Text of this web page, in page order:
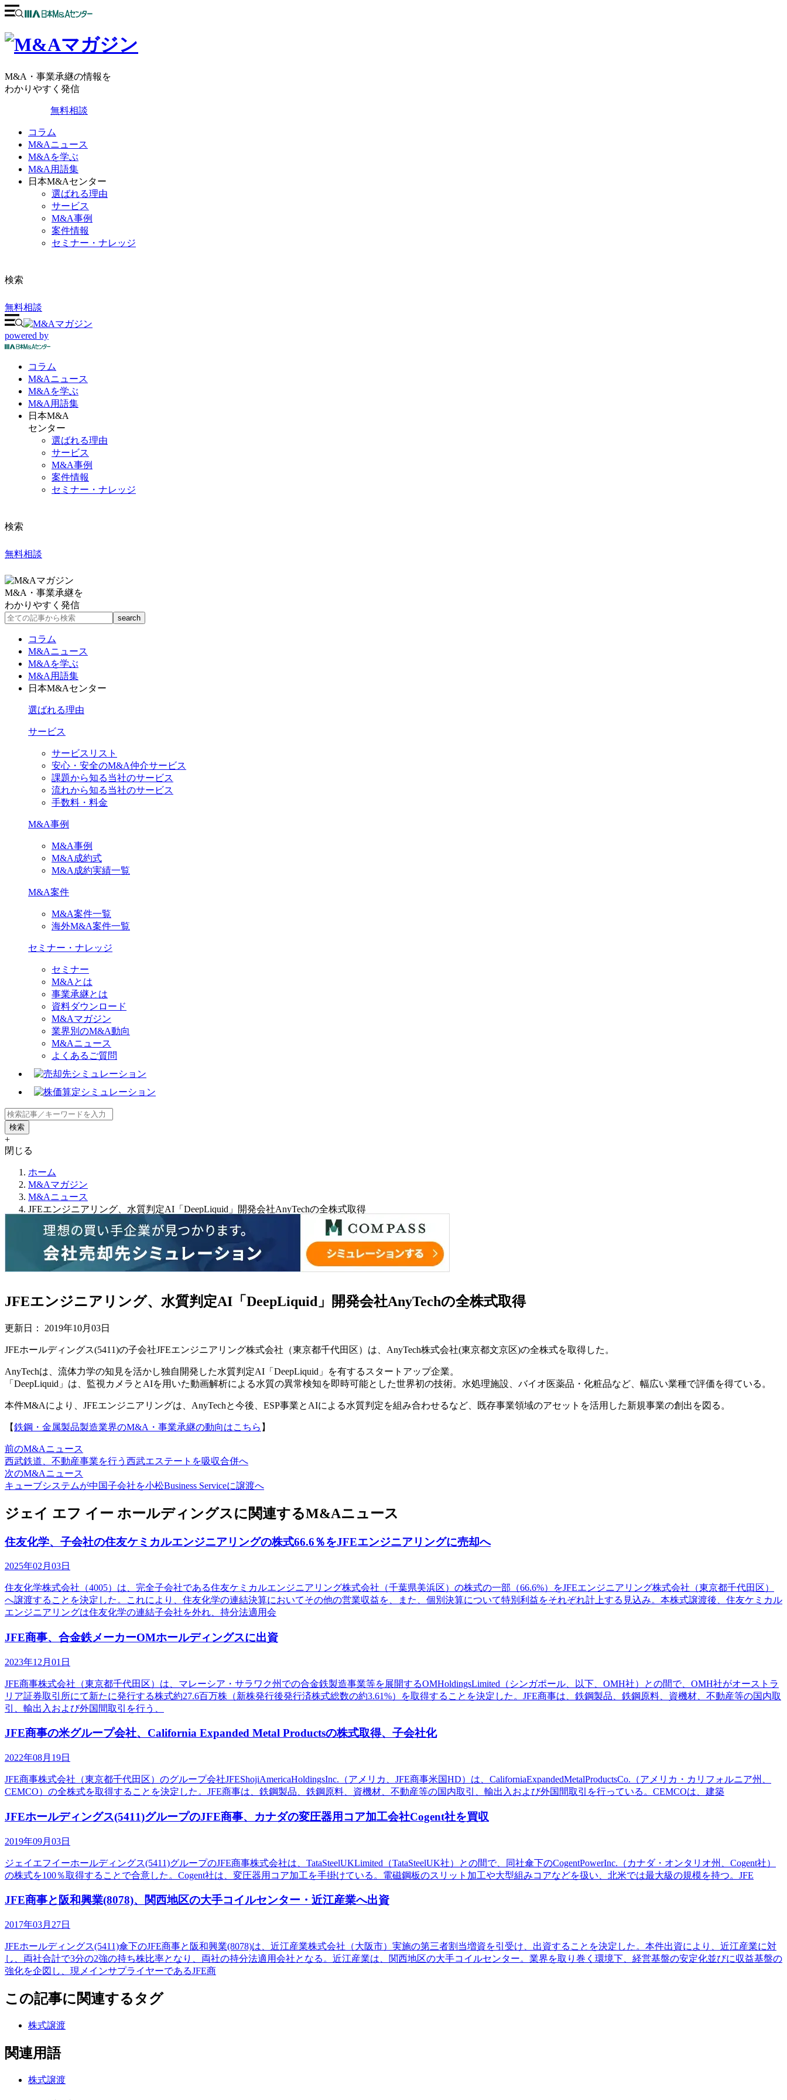
M&A・事業承継の情報を
わかりやすく発信
無料相談
コラム
M&Aニュース
M&Aを学ぶ
M&A用語集
日本M&Aセンター
選ばれる理由
サービス
M&A事例
案件情報
セミナー・ナレッジ
検索
無料相談
powered by
コラム
M&Aニュース
M&Aを学ぶ
M&A 用語集
日本M&A
センター
選ばれる理由
サービス
M&A事例
案件情報
セミナー・ナレッジ
検索
無料相談
M&A・事業承継を
わかりやすく発信
コラム
M&Aニュース
M&Aを学ぶ
M&A用語集
日本M&Aセンター
選ばれる理由
サービス
サービスリスト
安心・安全のM&A仲介サービス
課題から知る当社のサービス
流れから知る当社のサービス
手数料・料金
M&A事例
M&A事例
M&A成約式
M&A成約実績一覧
M&A案件
M&A案件一覧
海外M&A案件一覧
セミナー・ナレッジ
セミナー
M&Aとは
事業承継とは
資料ダウンロード
M&Aマガジン
業界別のM&A動向
M&Aニュース
よくあるご質問
+
閉じる
ホーム
M&Aマガジン
M&Aニュース
JFEエンジニアリング、水質判定AI「DeepLiquid」開発会社AnyTechの全株式取得
JFEエンジニアリング、水質判定AI「DeepLiquid」開発会社AnyTechの全株式取得
更新日： 2019年10月03日
JFEホールディングス(5411)の子会社JFEエンジニアリング株式会社（東京都千代田区）は、AnyTech株式会社(東京都文京区)の全株式を取得した。
AnyTechは、流体力学の知見を活かし独自開発した水質判定AI「DeepLiquid」を有するスタートアップ企業。
「DeepLiquid」は、監視カメラとAIを用いた動画解析による水質の異常検知を即時可能とした世界初の技術。水処理施設、バイオ医薬品・化粧品など、幅広い業種で評価を得ている。
本件M&Aにより、JFEエンジニアリングは、AnyTechと今後、ESP事業とAIによる水質判定を組み合わせるなど、既存事業領域のアセットを活用した新規事業の創出を図る。
【鉄鋼・金属製品製造業界のM&A・事業承継の動向はこちら 】
前のM&Aニュース
西武鉄道、不動産事業を行う西武エステートを吸収合併へ
次のM&Aニュース
キューブシステムが中国子会社を小松Business Serviceに譲渡へ
ジェイ エフ イー ホールディングスに関連するM&Aニュース
住友化学、子会社の住友ケミカルエンジニアリングの株式66.6％をJFEエンジニアリングに売却へ
2025年02月03日
住友化学株式会社（4005）は、完全子会社である住友ケミカルエンジニアリング株式会社（千葉県美浜区）の株式の一部（66.6%）をJFEエンジニアリング株式会社（東京都千代田区）
へ譲渡することを決定した。これにより、住友化学の連結決算においてその他の営業収益を、また、個別決算について特別利益をそれぞれ計上する見込み。本株式譲渡後、住友ケミカル
エンジニアリングは住友化学の連結子会社を外れ、持分法適用会
JFE商事、合金鉄メーカーOMホールディングスに出資
2023年12月01日
JFE商事株式会社（東京都千代田区）は、マレーシア・サラワク州での合金鉄製造事業等を展開するOMHoldingsLimited（シンガポール、以下、OMH社）との間で、OMH社がオーストラ
リア証券取引所にて新たに発行する株式約27.6百万株（新株発行後発行済株式総数の約3.61%）を取得することを決定した。JFE商事は、鉄鋼製品、鉄鋼原料、資機材、不動産等の国内取
引、輸出入および外国間取引を行う、
JFE商事の米グループ会社、California Expanded Metal Productsの株式取得、子会社化
2022年08月19日
JFE商事株式会社（東京都千代田区）のグループ会社JFEShojiAmericaHoldingsInc.（アメリカ、JFE商事米国HD）は、CaliforniaExpandedMetalProductsCo.（アメリカ・カリフォルニア州、
CEMCO）の全株式を取得することを決定した。JFE商事は、鉄鋼製品、鉄鋼原料、資機材、不動産等の国内取引、輸出入および外国間取引を行っている。CEMCOは、建築
JFEホールディングス(5411)グループのJFE商事、カナダの変圧器用コア加工会社Cogent社を買収
2019年09月03日
ジェイエフイーホールディングス(5411)グループのJFE商事株式会社は、TataSteelUKLimited（TataSteelUK社）との間で、同社傘下のCogentPowerInc.（カナダ・オンタリオ州、Cogent社）
の株式を100％取得することで合意した。Cogent社は、変圧器用コア加工を手掛けている。電磁鋼板のスリット加工や大型組みコアなどを扱い、北米では最大級の規模を持つ。JFE
JFE商事と阪和興業(8078)、関西地区の大手コイルセンター・近江産業へ出資
2017年03月27日
JFEホールディングス(5411)傘下のJFE商事と阪和興業(8078)は、近江産業株式会社（大阪市）実施の第三者割当増資を引受け、出資することを決定した。本件出資により、近江産業に対
し、両社合計で3分の2強の持ち株比率となり、両社の持分法適用会社となる。近江産業は、関西地区の大手コイルセンター。業界を取り巻く環境下、経営基盤の安定化並びに収益基盤の
強化を企図し、現メインサプライヤーであるJFE商
この記事に関連するタグ
株式譲渡
関連用語
株式譲渡